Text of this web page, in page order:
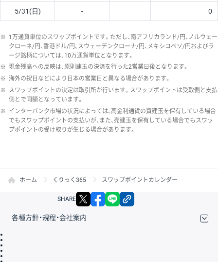
5/31(日) - 0
※ 1万通貨単位のスワップポイントです。ただし、南アフリカランド/円、ノルウェー
クローネ/円、香港ドル/円、スウェーデンクローナ/円、メキシコペソ/円およびラ
ージ銘柄については、10万通貨単位となります。
※ 現金残高への反映は、原則建玉の決済を行った2営業日後となります。
※ 海外の祝日などにより日本の営業日と異なる場合があります。
※ スワップポイントの決定は取引所が行います。スワップポイントは受取側と支払
側とで同額となっています。
※ インターバンク市場の状況によっては、高金利通貨の買建玉を保有している場合
でもスワップポイントの支払いが、また、売建玉を保有している場合でもスワッ
プポイントの受け取りが生じる場合があります。
ホーム くりっく365 スワップポイントカレンダー
SHARE X facebook
各種方針・規程・会社案内